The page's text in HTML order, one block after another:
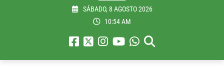
SÁBADO, 8 AGOSTO 2026
10:54 AM